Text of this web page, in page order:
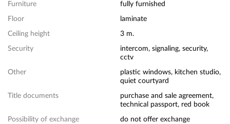
Furniture fully furnished
Floor laminate
Ceiling height 3 m.
Security
intercom, signaling, security,
cctv
Other
plastic windows, kitchen studio,
quiet courtyard
Title documents
purchase and sale agreement,
technical passport, red book
Possibility of exchange do not offer exchange